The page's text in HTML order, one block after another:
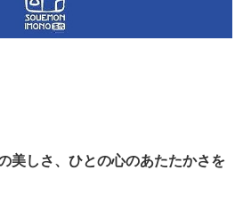
美しさ、ひとの心のあたたかさを